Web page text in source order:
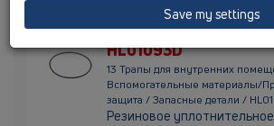
HL01093D
13 Трапы для внутренних
Вспомогательные материалы/
защита / Запасные детали /
Резиновое
Save my settings